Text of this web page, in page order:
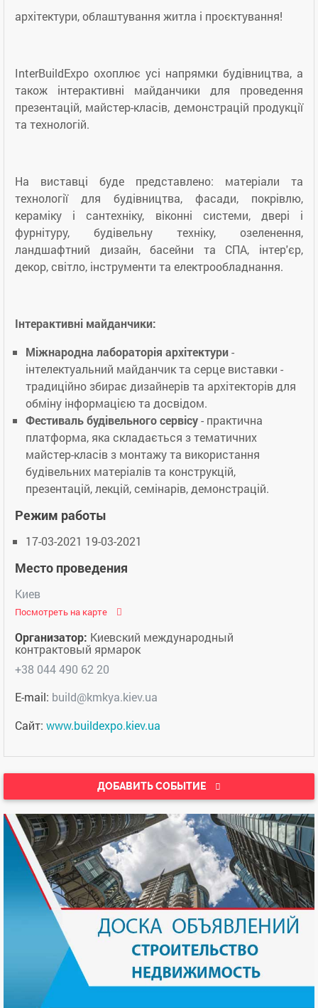
архітектури, облаштування житла і проєктування!
InterBuildExpo охоплює усі напрямки будівництва, а
також інтерактивні майданчики для проведення
презентацій, майстер-класів, демонстрацій продукції
та технологій.
На виставці буде представлено: матеріали та
технології для будівництва, фасади, покрівлю,
кераміку і сантехніку, віконні системи, двері і
фурнітуру, будівельну техніку, озеленення,
ландшафтний дизайн, басейни та СПА, інтер'єр,
декор, світло, інструменти та електрообладнання.
Інтерактивні майданчики:
Міжнародна лабораторія архітектури-
інтелектуальний майданчик та серце виставки -
традиційно збирає дизайнерів та архітекторів для
обміну інформацією та досвідом.
Фестиваль будівельного сервісу- практична
платформа, яка складається з тематичних
майстер-класів з монтажу та використання
будівельних матеріалів та конструкцій,
презентацій, лекцій, семінарів, демонстрацій.
Режим работы
17-03-2021 19-03-2021
Место проведения
Киев
Посмотреть на карте
Организатор: Киевский международный
контрактовый ярмарок
+38 044 490 62 20
E-mail: build@kmkya.kiev.ua
Сайт: www.buildexpo.kiev.ua
ДОБАВИТЬ CОБЫТИЕ